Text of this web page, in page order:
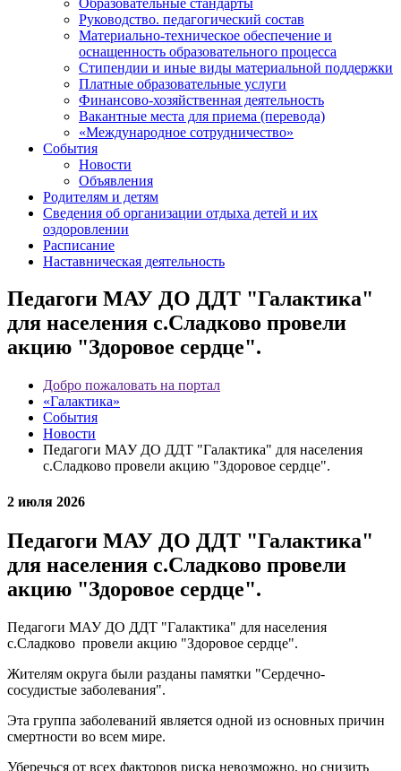
Руководство. педагогический состав
Материально-техническое обеспечение и
оснащенность образовательного процесса
Стипендии и иные виды материальной поддержки
Платные образовательные услуги
Финансово-хозяйственная деятельность
Вакантные места для приема (перевода)
«Международное сотрудничество»
События
Новости
Объявления
Родителям и детям
Сведения об организации отдыха детей и их
оздоровлении
Расписание
Наставническая деятельность
Педагоги МАУ ДО ДДТ "Галактика"
для населения с.Сладково провели
акцию "Здоровое сердце".
Добро пожаловать на портал
«Галактика»
События
Новости
Педагоги МАУ ДО ДДТ "Галактика" для населения
с.Сладково провели акцию "Здоровое сердце".
2 июля 2026
Педагоги МАУ ДО ДДТ "Галактика"
для населения с.Сладково провели
акцию "Здоровое сердце".
Педагоги МАУ ДО ДДТ "Галактика" для населения
с.Сладково провели акцию "Здоровое сердце".
Жителям округа были разданы памятки "Сердечно-
сосудистые заболевания".
Эта группа заболеваний является одной из основных причин
смертности во всем мире.
Уберечься от всех факторов риска невозможно, но снизить